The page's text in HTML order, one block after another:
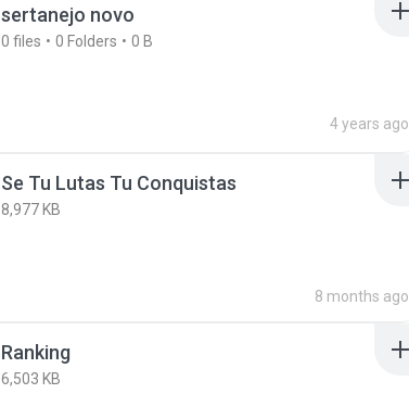
sertanejo novo
0 files 0 Folders 0 B
4 years ago
Se Tu Lutas Tu Conquistas
8,977 KB
8 months ago
Ranking
6,503 KB